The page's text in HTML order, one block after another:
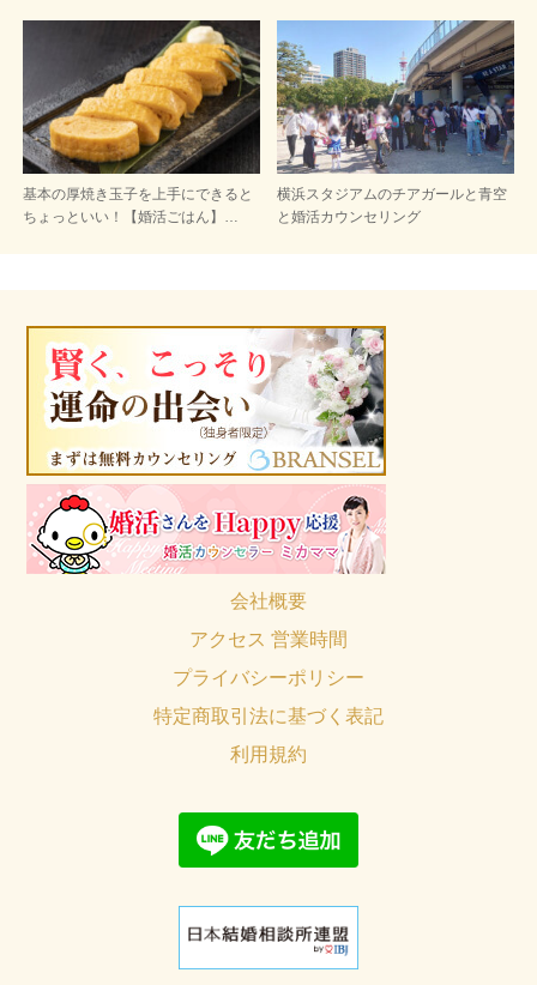
基本の厚焼き玉子を上手にできると
ちょっといい！【婚活ごはん】…
横浜スタジアムのチアガールと青空
と婚活カウンセリング
会社概要
アクセス 営業時間
プライバシーポリシー
特定商取引法に基づく表記
利用規約